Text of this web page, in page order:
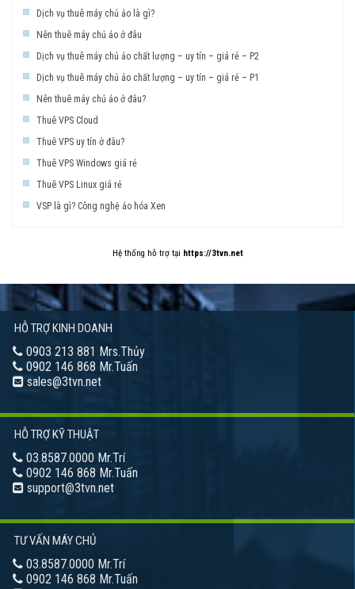
Dịch vụ thuê máy chủ ảo là gì?
Nên thuê máy chủ ảo ở đâu
Dịch vụ thuê máy chủ ảo chất lượng – uy tín – giá rẻ – P2
Dịch vụ thuê máy chủ ảo chất lượng – uy tín – giá rẻ – P1
Nên thuê máy chủ ảo ở đâu?
Thuê VPS Cloud
Thuê VPS uy tín ở đâu?
Thuê VPS Windows giá rẻ
Thuê VPS Linux giá rẻ
VSP là gì? Công nghệ ảo hóa Xen
Hệ thống hỗ trợ tại https://3tvn.net
HỖ TRỢ KINH DOANH
0903 213 881 Mrs.Thủy
0902 146 868 Mr.Tuấn
sales@3tvn.net
HỖ TRỢ KỸ THUẬT
03.8587.0000 Mr.Trí
0902 146 868 Mr.Tuấn
support@3tvn.net
TƯ VẤN MÁY CHỦ
03.8587.0000 Mr.Trí
0902 146 868 Mr.Tuấn